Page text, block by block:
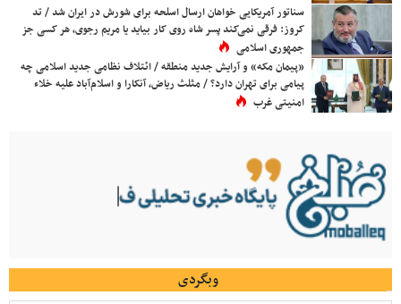
سناتور آمریکایی خواهان ارسال اسلحه برای شورش در ایران شد / تد
کروز: فرقی نمی‌کند پسر شاه روی کار بیاید یا مریم رجوی، هر کسی جز
جمهوری اسلامی
«پیمان مکه» و آرایش جدید منطقه / ائتلاف نظامی جدید اسلامی چه
پیامی برای تهران دارد؟ / مثلث ریاض، آنکارا و اسلام‌آباد علیه خلاء
امنیتی غرب
وبگردی